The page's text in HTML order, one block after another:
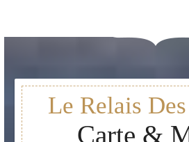
Le Relais
Carte &